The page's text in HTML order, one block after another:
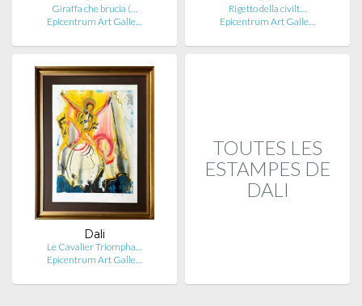
Giraffa che brucia (…
Epicentrum Art Galle…
Rigetto della civilt…
Epicentrum Art Galle…
Dali
Le Cavalier Triompha…
Epicentrum Art Galle…
TOUTES LES
ESTAMPES DE
DALI